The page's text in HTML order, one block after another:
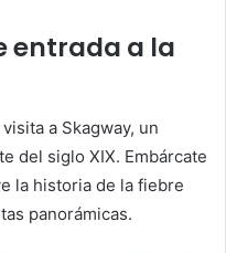
entrada a la
a Skagway, un
del siglo XIX. Embárcate
la historia de la fiebre
panorámicas.